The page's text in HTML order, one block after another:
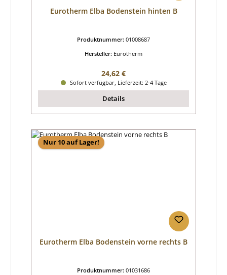
Eurotherm Elba Bodenstein hinten B
Produktnummer: 01008687
Hersteller: Eurotherm
Regulärer Preis:
24,62 €
Sofort verfügbar, Lieferzeit: 2-4 Tage
Details
Nur 10 auf Lager!
Eurotherm Elba Bodenstein vorne rechts B
Produktnummer: 01031686